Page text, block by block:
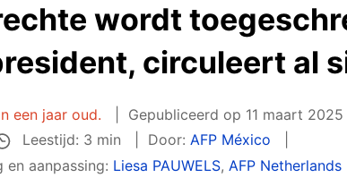
wordt
circuleert al
een jaar oud. Gepubliceerd op 11 maart
Leestijd: 3 min
Door:AFP México
en aanpassing: Liesa PAUWELS, AFP Netherlands